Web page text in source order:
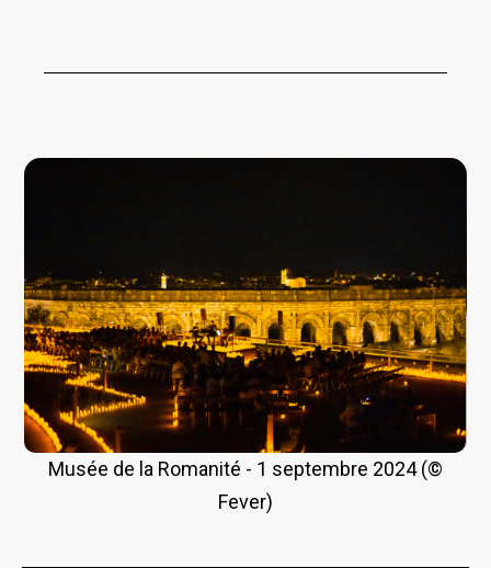
2024 (© La Citadelle de Marseille - 28 juin 2024